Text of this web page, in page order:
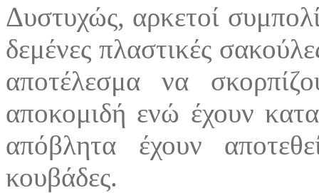
Δυστυχώς, αρκετοί
δεμένες πλαστικές
αποτέλεσμα να
αποκομιδή ενώ έχουν
απόβλητα έχουν
κουβάδες.